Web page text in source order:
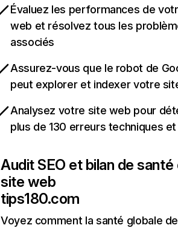
Évaluez les performances de
web et résolvez tous les
associés
Assurez-vous que le robot de
peut explorer et indexer votre
Analysez votre site web pour
plus de 130 erreurs techniques et
Audit SEO et bilan de santé
site web
tips180.com
Voyez comment la santé globale